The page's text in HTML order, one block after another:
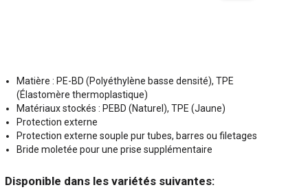
Matière : PE-BD (Polyéthylène basse densité), TPE
(Élastomère thermoplastique)
Matériaux stockés : PEBD (Naturel), TPE (Jaune)
Protection externe
Protection externe souple pur tubes, barres ou filetages
Bride moletée pour une prise supplémentaire
Disponible dans les variétés suivantes: